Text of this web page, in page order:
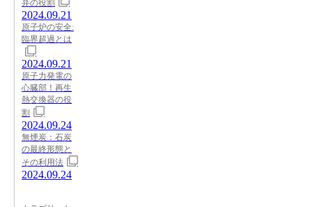
弁の役割
2024.09.21
原子炉の安全:
臨界超過とは
2024.09.21
原子力発電の
心臓部！再生
熱交換器の役
割
2024.09.24
無煙炭：石炭
の最終形態と
その利用法
2024.09.24